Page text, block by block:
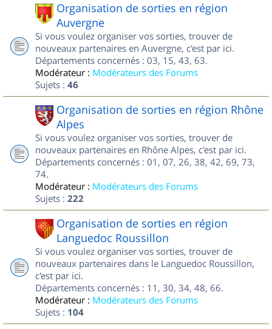
Organisation de sorties en région
Auvergne
Si vous voulez organiser vos sorties, trouver de
nouveaux partenaires en Auvergne, c'est par ici.
Départements concernés : 03, 15, 43, 63.
Modérateur : Modérateurs des Forums
Sujets : 46
Organisation de sorties en région Rhône
Alpes
Si vous voulez organiser vos sorties, trouver de
nouveaux partenaires en Rhône Alpes, c'est par ici.
Départements concernés : 01, 07, 26, 38, 42, 69, 73,
74.
Modérateur : Modérateurs des Forums
Sujets : 222
Organisation de sorties en région
Languedoc Roussillon
Si vous voulez organiser vos sorties, trouver de
nouveaux partenaires dans le Languedoc Roussillon,
c'est par ici.
Départements concernés : 11, 30, 34, 48, 66.
Modérateur : Modérateurs des Forums
Sujets : 104